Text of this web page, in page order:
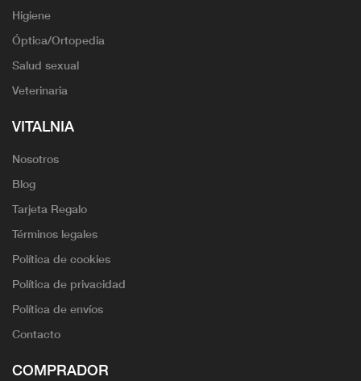
Higiene
Óptica/Ortopedia
Salud sexual
Veterinaria
VITALNIA
Nosotros
Blog
Tarjeta Regalo
Términos legales
Política de cookies
Política de privacidad
Política de envíos
Contacto
COMPRADOR